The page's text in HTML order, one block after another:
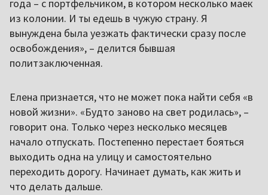
года – с портфельчиком, в котором несколько маек
из колонии. И ты едешь в чужую страну. Я
вынуждена была уезжать фактически сразу после
освобождения», – делится бывшая
политзаключенная.
Елена признается, что не может пока найти себя «в
новой жизни». «Будто заново на свет родилась», –
говорит она. Только через несколько месяцев
начало отпускать. Постепенно перестает бояться
выходить одна на улицу и самостоятельно
переходить дорогу. Начинает думать, как жить и
что делать дальше.